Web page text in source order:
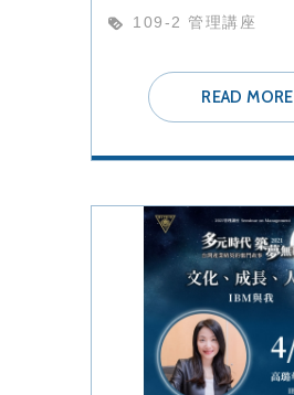
109-2 管理講座
READ MORE